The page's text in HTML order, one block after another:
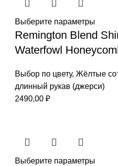
Выберите параметры
Remington Blend
Waterfowl
Выбор по цвету, Жёлтые
длинный рукав (джерси)
2490,00 ₽
Выберите параметры